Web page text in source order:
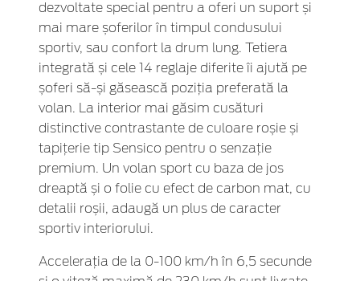
dezvoltate special pentru a oferi un suport și
mai mare șoferilor în timpul condusului
sportiv, sau confort la drum lung. Tetiera
integrată și cele 14 reglaje diferite îi ajută pe
șoferi să-și găsească poziția preferată la
volan. La interior mai găsim cusături
distinctive contrastante de culoare roșie și
tapițerie tip Sensico pentru o senzație
premium. Un volan sport cu baza de jos
dreaptă și o folie cu efect de carbon mat, cu
detalii roșii, adaugă un plus de caracter
sportiv interiorului.
Accelerația de la 0-100 km/h în 6,5 secunde